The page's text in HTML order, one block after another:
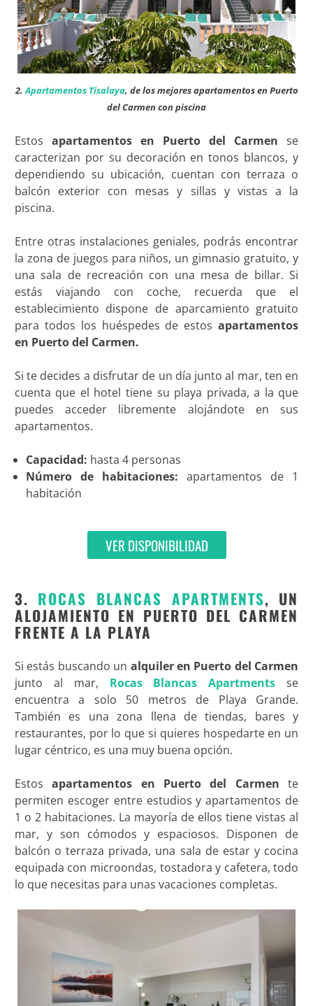
2.Apartamentos Tisalaya, de los mejores apartamentos en Puerto
del Carmen con piscina
Estos apartamentos en Puerto del Carmen se
caracterizan por su decoración en tonos blancos, y
dependiendo su ubicación, cuentan con terraza o
balcón exterior con mesas y sillas y vistas a la
piscina.
Entre otras instalaciones geniales, podrás encontrar
la zona de juegos para niños, un gimnasio gratuito, y
una sala de recreación con una mesa de billar. Si
estás viajando con coche, recuerda que el
establecimiento dispone de aparcamiento gratuito
para todos los huéspedes de estosapartamentos
en Puerto del Carmen.
Si te decides a disfrutar de un día junto al mar, ten en
cuenta que el hotel tiene su playa privada, a la que
puedes acceder libremente alojándote en sus
apartamentos.
Capacidad: hasta 4 personas
Número de habitaciones: apartamentos de 1
habitación
VER DISPONIBILIDAD
3. ROCAS BLANCAS APARTMENTS, UN
ALOJAMIENTO EN PUERTO DEL CARMEN
FRENTE A LA PLAYA
Si estás buscando un alquiler en Puerto del Carmen
junto al mar, Rocas Blancas Apartments se
encuentra a solo 50 metros de Playa Grande.
También es una zona llena de tiendas, bares y
restaurantes, por lo que si quieres hospedarte en un
lugar céntrico, es una muy buena opción.
Estosapartamentos en Puerto del Carmen te
permiten escoger entre estudios y apartamentos de
1 o 2 habitaciones. La mayoría de ellos tiene vistas al
mar, y son cómodos y espaciosos. Disponen de
balcón o terraza privada, una sala de estar y cocina
equipada con microondas, tostadora y cafetera, todo
lo que necesitas para unas vacaciones completas.